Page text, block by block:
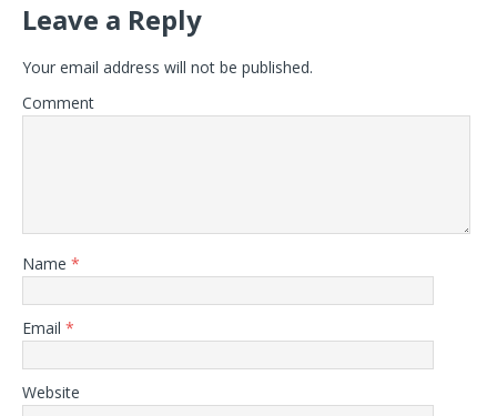
Leave a Reply
Your email address will not be published.
Comment
Name *
Email *
Website